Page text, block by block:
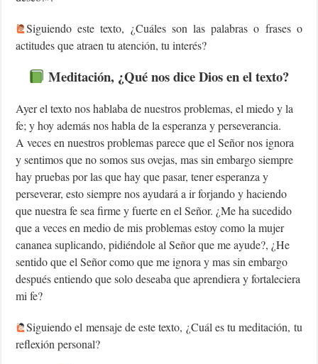
‍Siguiendo este texto, ¿Cuáles son las palabras o frases o
actitudes que atraen tu atención, tu interés?
Meditación, ¿Qué nos dice Dios en el texto?
Ayer el texto nos hablaba de nuestros problemas, el miedo y la
fe; y hoy además nos habla de la esperanza y perseverancia.
A veces en nuestros problemas parece que el Señor nos ignora
y sentimos que no somos sus ovejas, mas sin embargo siempre
hay pruebas por las que hay que pasar, tener esperanza y
perseverar, esto siempre nos ayudará a ir forjando y haciendo
que nuestra fe sea firme y fuerte en el Señor. ¿Me ha sucedido
que a veces en medio de mis problemas estoy como la mujer
cananea suplicando, pidiéndole al Señor que me ayude?, ¿He
sentido que el Señor como que me ignora y mas sin embargo
después entiendo que solo deseaba que aprendiera y fortaleciera
mi fe?
Siguiendo el mensaje de este texto, ¿Cuál es tu meditación, tu
reflexión personal?